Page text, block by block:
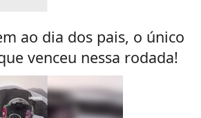
ao dia dos pais, o único
venceu nessa rodada!